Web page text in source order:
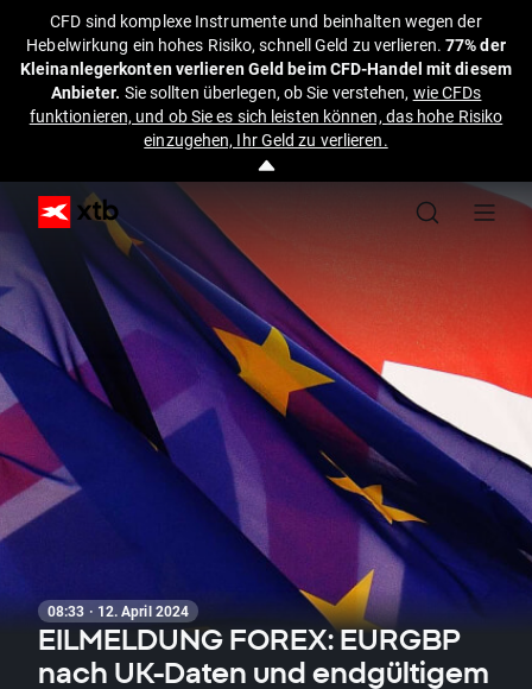
CFD sind komplexe Instrumente und beinhalten wegen der
Hebelwirkung ein hohes Risiko, schnell Geld zu verlieren.77% der
Kleinanlegerkonten verlieren Geld beim CFD-Handel mit diesem
Anbieter. Sie sollten überlegen, ob Sie verstehen, wie CFDs
funktionieren, und ob Sie es sich leisten können, das hohe Risiko
einzugehen, Ihr Geld zu verlieren.
08:33 · 12. April 2024
EILMELDUNG FOREX: EURGBP
nach UK-Daten und endgültigem